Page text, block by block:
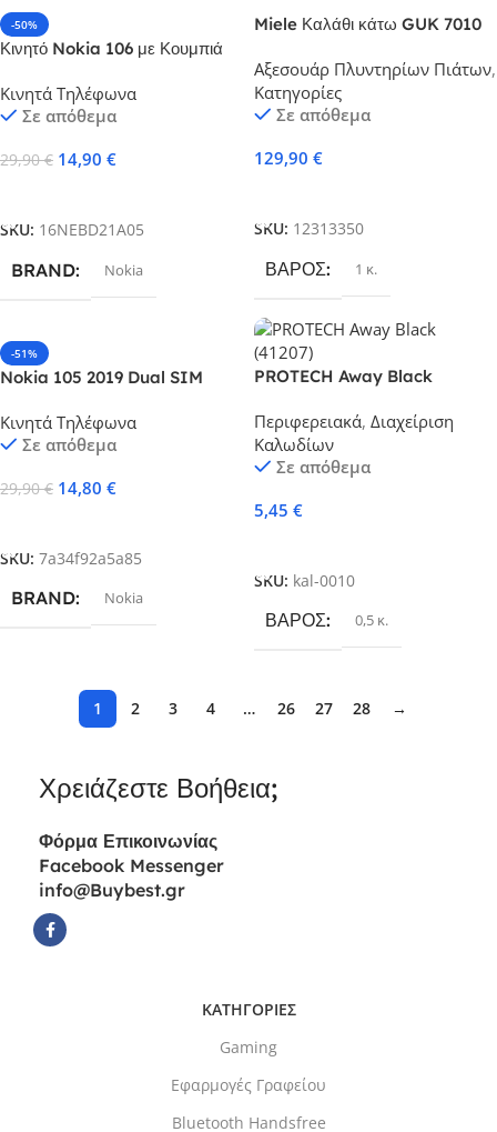
COLOR Blue
-50%
Κινητό Nokia 106 με Κουμπιά
Μαύρο
Κινητά Τηλέφωνα
Σε απόθεμα
29,90€ 14,90 €
SKU: 16NEBD21A05
BRAND Nokia
Miele Καλάθι κάτω GUK 7010
πλυντήρια πιάτων
Αξεσουάρ Πλυντηρίων Πιάτων,
Κατηγορίες
Σε απόθεμα
129,90 €
SKU: 12313350
ΒΆΡΟΣ 1 κ.
-51%
Nokia 105 2019 Dual SIM
Μενού) Μαύρο
Κινητά Τηλέφωνα
Σε απόθεμα
29,90€ 14,80 €
SKU: 7a34f92a5a85
BRAND Nokia
PROTECH Away Black
Περιφερειακά, Διαχείριση
Καλωδίων
Σε απόθεμα
5,45 €
SKU: kal-0010
ΒΆΡΟΣ 0,5 κ.
1 2 3 4 … 26 27 28 →
Χρειάζεστε Βοήθεια;
Φόρμα Επικοινωνίας
Facebook Messenger
info@Buybest.gr
ΚΑΤΗΓΟΡΙΕΣ
Gaming
Εφαρμογές Γραφείου
Bluetooth Handsfree